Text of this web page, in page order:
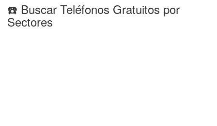
☎️ Buscar Teléfonos Gratuitos por
Sectores